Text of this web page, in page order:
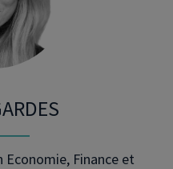
Economie, Finance et